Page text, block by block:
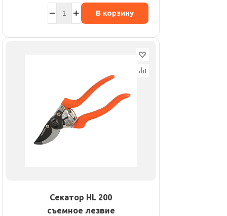
В корзину
Секатор HL 200
съемное лезвие